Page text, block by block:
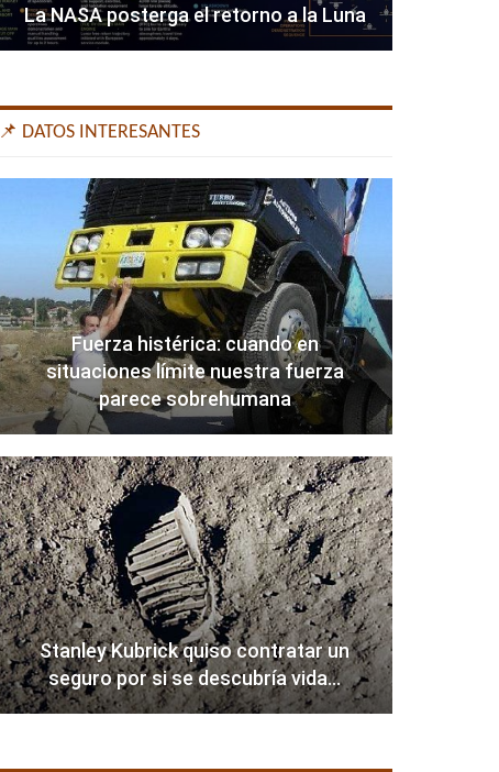
La NASA posterga el retorno a la Luna
📌 DATOS INTERESANTES
Fuerza histérica: cuando en
situaciones límite nuestra fuerza
parece sobrehumana
Stanley Kubrick quiso contratar un
seguro por si se descubría vida…